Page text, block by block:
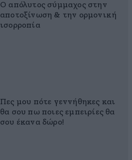
Ο απόλυτος σύμμαχος στην
αποτοξίνωση & την ορμονική
ισορροπία
Πες μου πότε γεννήθηκες και
θα σου πω ποιες εμπειρίες θα
σου έκανα δώρο!